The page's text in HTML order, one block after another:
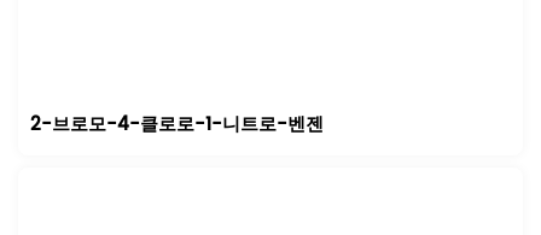
2-브로모-4-클로로-1-니트로-벤젠